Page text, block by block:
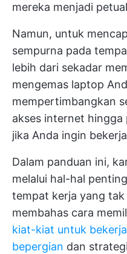
mereka menjadi
Namun, untuk
sempurna pada
lebih dari sekadar
mengemas laptop
mempertimbangkan
akses internet
jika Anda ingin
Dalam panduan ini,
melalui hal-hal
tempat kerja yang
membahas cara
kiat-kiat untuk
bepergian dan